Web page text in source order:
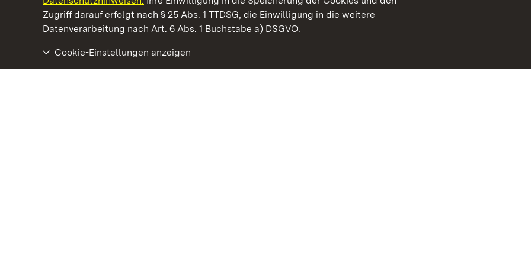
Zugriff darauf erfolgt nach § 25 Abs. 1 TTDSG, die Einwilligung in die weitere
Datenverarbeitung nach Art. 6 Abs. 1 Buchstabe a) DSGVO.
Cookie-Einstellungen anzeigen
Kommen. Staunen. Genießen.